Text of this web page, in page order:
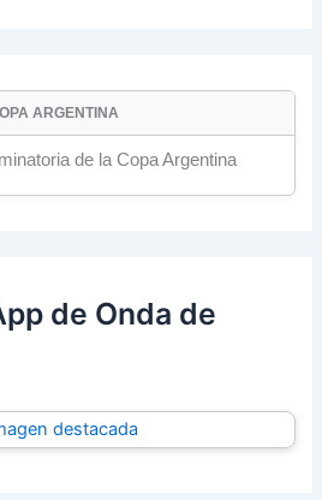
ARGENTINA
de Onda de